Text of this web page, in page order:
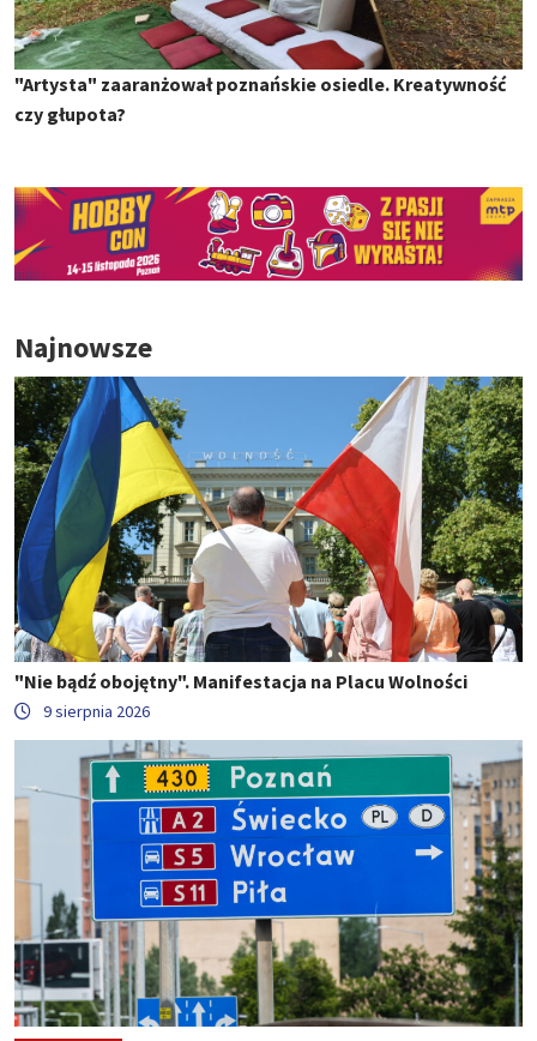
"Artysta" zaaranżował poznańskie osiedle. Kreatywność
czy głupota?
Najnowsze
"Nie bądź obojętny". Manifestacja na Placu Wolności
9 sierpnia 2026